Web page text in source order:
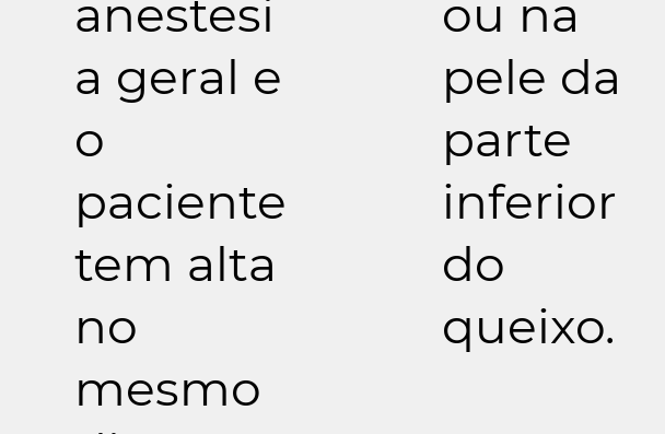
anestesi
a geral e
o
paciente
tem alta
no
mesmo
ou na
pele da
parte
inferior
do
queixo.